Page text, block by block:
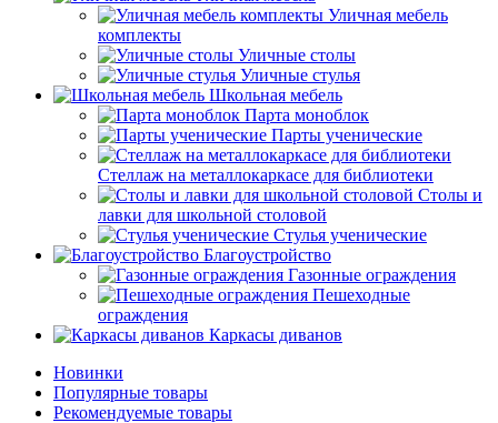
Уличная мебель
комплекты
Уличные столы
Уличные стулья
Школьная мебель
Парта моноблок
Парты ученические
Стеллаж на металлокаркасе для библиотеки
Столы и
лавки для школьной столовой
Стулья ученические
Благоустройство
Газонные ограждения
Пешеходные
ограждения
Каркасы диванов
Новинки
Популярные товары
Рекомендуемые товары